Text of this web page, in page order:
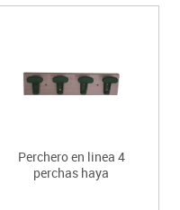
Perchero en linea 4
perchas haya